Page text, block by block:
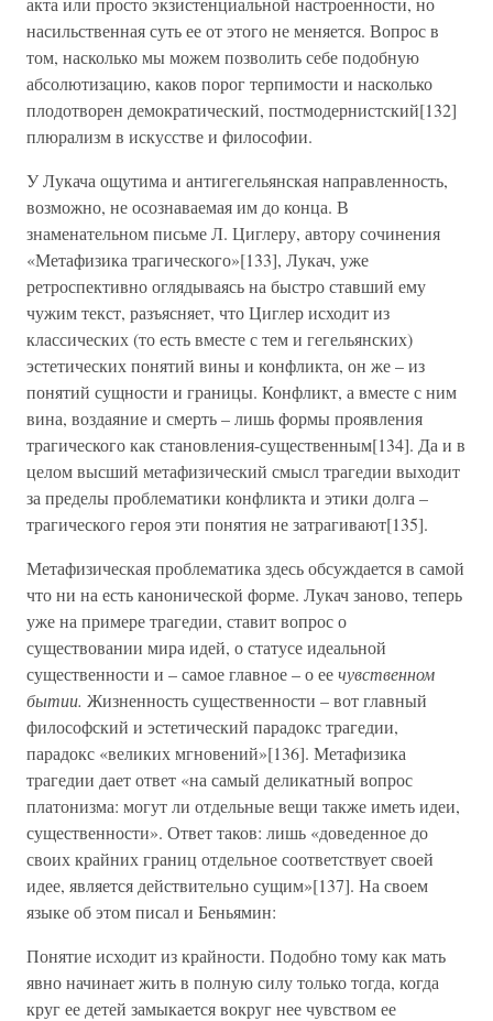
насильственная суть ее от этого не меняется. Вопрос в
том, насколько мы можем позволить себе подобную
абсолютизацию, каков порог терпимости и насколько
плодотворен демократический, постмодернистский[132]
плюрализм в искусстве и философии.
У Лукача ощутима и антигегельянская направленность,
возможно, не осознаваемая им до конца. В
знаменательном письме Л. Циглеру, автору сочинения
«Метафизика трагического»[133], Лукач, уже
ретроспективно оглядываясь на быстро ставший ему
чужим текст, разъясняет, что Циглер исходит из
классических (то есть вместе с тем и гегельянских)
эстетических понятий вины и конфликта, он же – из
понятий сущности и границы. Конфликт, а вместе с ним
вина, воздаяние и смерть – лишь формы проявления
трагического как становления-существенным[134]. Да и в
целом высший метафизический смысл трагедии выходит
за пределы проблематики конфликта и этики долга –
трагического героя эти понятия не затрагивают[135].
Метафизическая проблематика здесь обсуждается в самой
что ни на есть канонической форме. Лукач заново, теперь
уже на примере трагедии, ставит вопрос о
существовании мира идей, о статусе идеальной
существенности и – самое главное – о еечувственном
бытии. Жизненность существенности – вот главный
философский и эстетический парадокс трагедии,
парадокс «великих мгновений»[136]. Метафизика
трагедии дает ответ «на самый деликатный вопрос
платонизма: могут ли отдельные вещи также иметь идеи,
существенности». Ответ таков: лишь «доведенное до
своих крайних границ отдельное соответствует своей
идее, является действительно сущим»[137]. На своем
языке об этом писал и Беньямин:
Понятие исходит из крайности. Подобно тому как мать
явно начинает жить в полную силу только тогда, когда
круг ее детей замыкается вокруг нее чувством ее